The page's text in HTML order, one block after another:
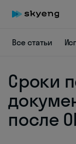
Все статьи
Сроки
после